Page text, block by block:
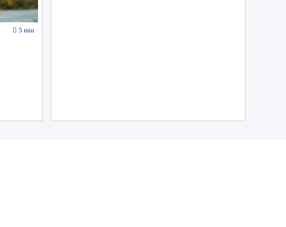
5 min